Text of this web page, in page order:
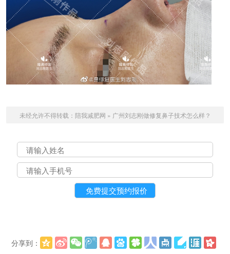
未经允许不得转载： 陪我减肥网 » 广州刘志刚做修复鼻子技术怎么样？
分享到：